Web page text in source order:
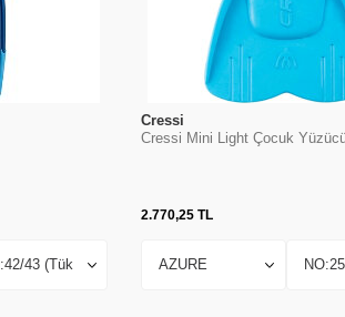
Cressi
Cressi Mini Light Çocuk
2.770,25TL